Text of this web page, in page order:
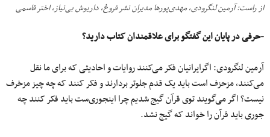
از راست: آرمین لنگرودی، مهدی‌پورها مدیران نشر فروغ، داریوش بی‌نیاز، اختر قاسمی
-حرفی در پایان این گفتگو برای علاقمندان کتاب دارید؟
آرمین لنگرودی: اگرایرانیان فکر می‌کنند روایات و احادیثی که برای ما نقل
می‌کنند، مزحزف است باید یک قدم جلوتر بردارند و فکر کنند که چه چیز مزخرف
نیست؟ اگر می‌گویند توی قرآن گیج شدیم چرا اینجوری‌ست باید فکر کنند چه
جوری باید قرآن را خواند که گیج نشد.